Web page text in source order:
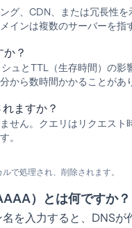
グ、CDN、または冗長性
インは複数のサーバーを指
？
ュとTTL（生存時間）の影
から数時間かかることがあ
ますか？
せん。クエリはリクエスト
。
で処理され、削除されます。
）とは何ですか？
を入力すると、DNSが